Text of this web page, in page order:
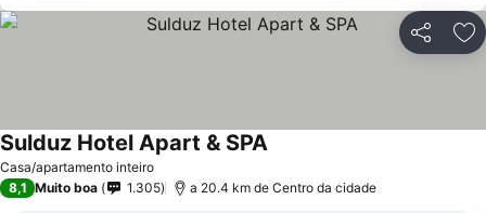
Partilhar
Casa/apartamento inteiro
Sulduz Hotel Apart & SPA
8,1 Muito boa 1.305 a 20.4 km de Centro da cidade